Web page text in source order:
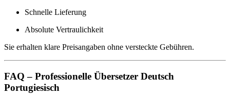
Schnelle Lieferung
Absolute Vertraulichkeit
Sie erhalten klare Preisangaben ohne versteckte Gebühren.
FAQ – Professionelle Übersetzer Deutsch
Portugiesisch